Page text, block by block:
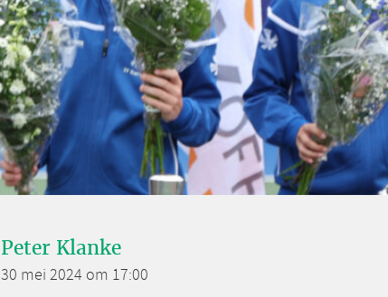
Peter Klanke
30 mei 2024 om 17:00